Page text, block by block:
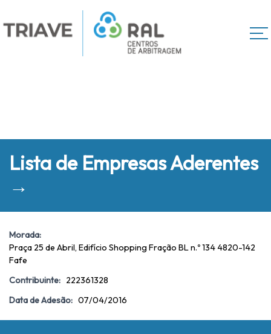
Lista de Empresas Aderentes
→
Morada:
Praça 25 de Abril, Edifício Shopping Fração BL n.º 134 4820-142
Fafe
Contribuinte: 222361328
Data de Adesão: 07/04/2016